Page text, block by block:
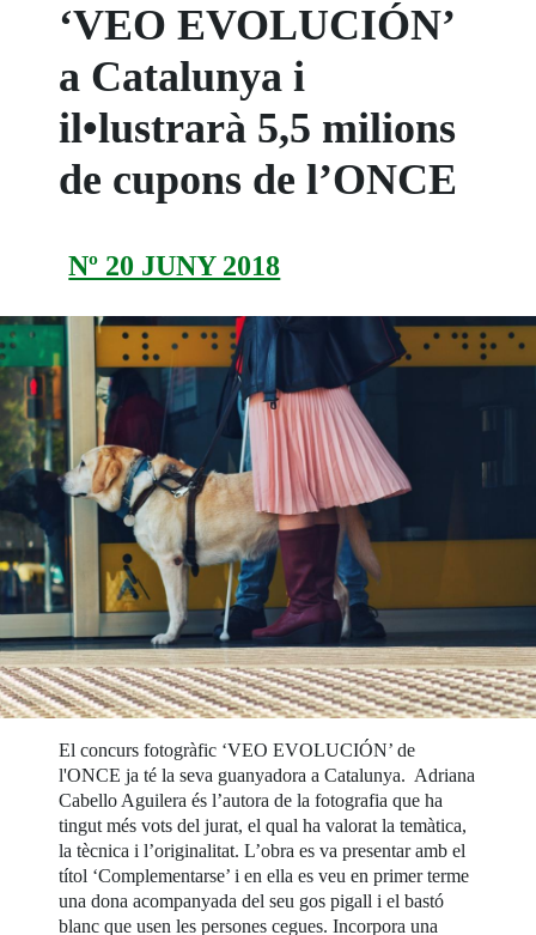
‘VEO EVOLUCIÓN’
a Catalunya i
il•lustrarà 5,5 milions
de cupons de l’ONCE
Nº 20 JUNY 2018
El concurs fotogràfic ‘VEO EVOLUCIÓN’ de
l'ONCE ja té la seva guanyadora a Catalunya. Adriana
Cabello Aguilera és l’autora de la fotografia que ha
tingut més vots del jurat, el qual ha valorat la temàtica,
la tècnica i l’originalitat. L’obra es va presentar amb el
títol ‘Complementarse’ i en ella es veu en primer terme
una dona acompanyada del seu gos pigall i el bastó
blanc que usen les persones cegues. Incorpora una